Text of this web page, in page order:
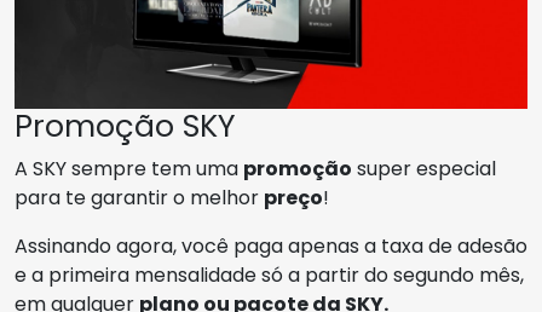
Promoção SKY
A SKY sempre tem uma promoção super especial
para te garantir o melhor preço!
Assinando agora, você paga apenas a taxa de adesão
e a primeira mensalidade só a partir do segundo mês,
em qualquer plano ou pacote da SKY.